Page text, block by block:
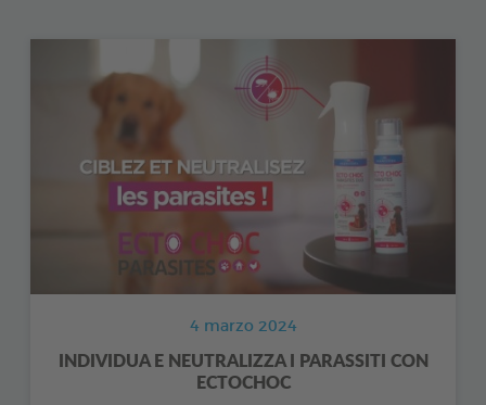
4 marzo 2024
INDIVIDUA E NEUTRALIZZA I PARASSITI CON
ECTOCHOC